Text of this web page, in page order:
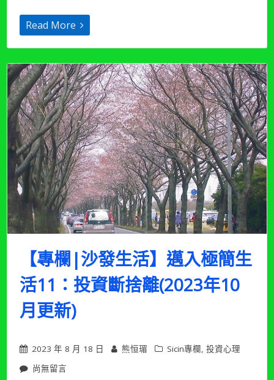
入
極
活
12：
簡
化
自
媒
體
經
營，
凡
事
簡
單
就
好
（2025
年
6
月
新）〉
中
Read More
【專欄|沙發生活】邁入極簡生
活11：投資斷捨離(2023年10
月更新)
2023 年 8 月 18 日 熊恒瑂 Sicin專欄,投資心理
在
尚無留言